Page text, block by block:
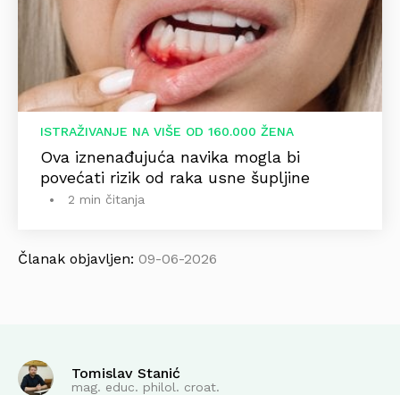
ISTRAŽIVANJE NA VIŠE OD 160.000 ŽENA
Ova iznenađujuća navika mogla bi
povećati rizik od raka usne šupljine
2 min čitanja
Članak objavljen: 09-06-2026
Tomislav Stanić
mag. educ. philol. croat.